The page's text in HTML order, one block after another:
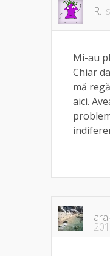
R.
Mi-au
Chiar
mă
aici.